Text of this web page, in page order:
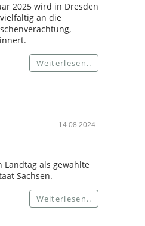
2025 wird in Dresden
an die
Weiterlesen..
14.08.2024
Landtag als gewählte
Sachsen.
Weiterlesen..